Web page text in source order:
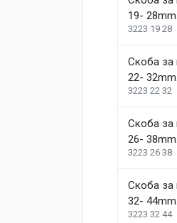
Review Stars
Your Review
19- 28mm.
3223 19 28
Скоба за
22- 32mm.
3223 22 32
Скоба за
26- 38mm.
3223 26 38
Скоба за
32- 44mm.
3223 32 44